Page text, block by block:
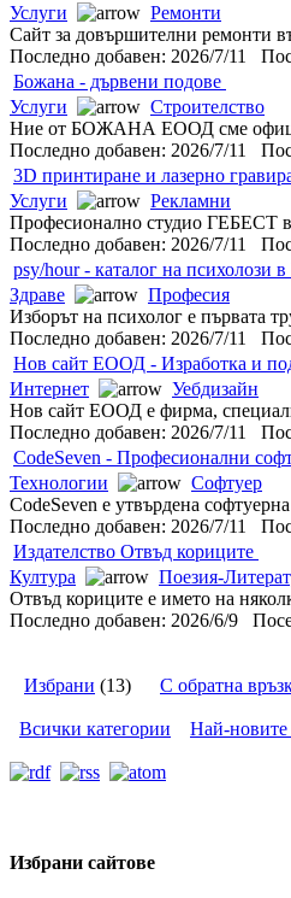
Услуги
Ремонти
Сайт за довършителни ремонти
Последно добавен: 2026/7/11
Божана - дървени подове
Услуги
Строителство
Ние от БОЖАНА ЕООД сме
Последно добавен: 2026/7/11
3D принтиране и лазерно
Услуги
Рекламни
Професионално студио ГЕБЕСТ в
Последно добавен: 2026/7/11
psy/hour - каталог на психолози
Здраве
Професия
Изборът на психолог е първата
Последно добавен: 2026/7/11
Нов сайт ЕООД - Изработка и
Интернет
Уебдизайн
Нов сайт ЕООД е фирма,
Последно добавен: 2026/7/11
CodeSeven - Професионални
Технологии
Софтуер
CodeSeven е утвърдена
Последно добавен: 2026/7/11
Издателство Отвъд кориците
Култура
Поезия-
Отвъд кориците е името на
Последно добавен: 2026/6/9
Избрани (13) С обратна
Всички категории Най-новите
Избрани сайтове